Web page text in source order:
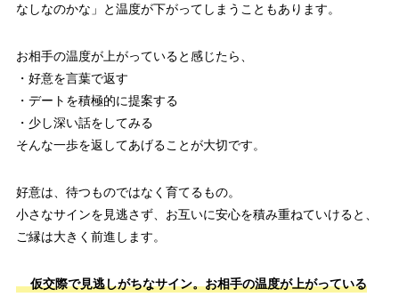
なしなのかな」と温度が下がってしまうこともあります。
お相手の温度が上がっていると感じたら、
・好意を言葉で返す
・デートを積極的に提案する
・少し深い話をしてみる
そんな一歩を返してあげることが大切です。
好意は、待つものではなく育てるもの。
小さなサインを見逃さず、お互いに安心を積み重ねていけると、
ご縁は大きく前進します。
仮交際で見逃しがちなサイン。お相手の温度が上がっている